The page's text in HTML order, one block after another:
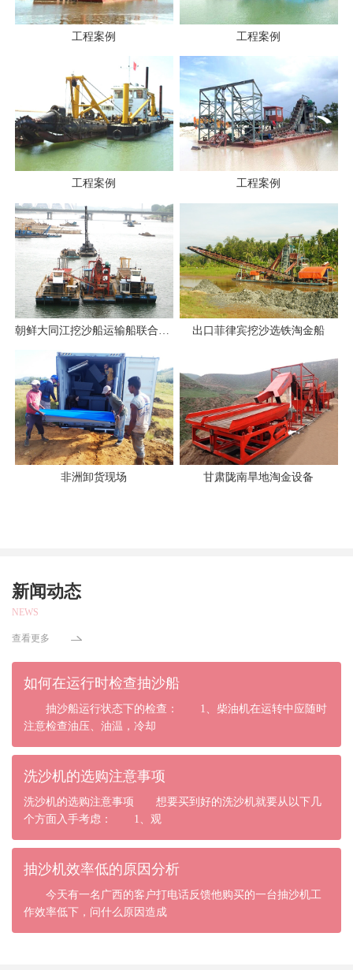
工程案例 工程案例
工程案例 工程案例
出口菲律宾挖沙选铁淘金船
非洲卸货现场 甘肃陇南旱地淘金设备
新闻动态
NEWS
查看更多
如何在运行时检查抽沙船
抽沙船运行状态下的检查： 1、柴油机在运转中应随时
注意检查油压、油温，冷却
洗沙机的选购注意事项
洗沙机的选购注意事项 想要买到好的洗沙机就要从以下几
个方面入手考虑： 1、观
抽沙机效率低的原因分析
今天有一名广西的客户打电话反馈他购买的一台抽沙机工
作效率低下，问什么原因造成